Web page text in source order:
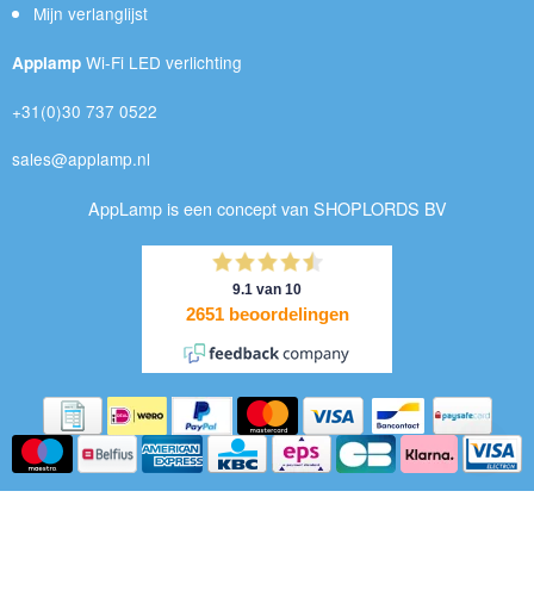
Mijn verlanglijst
Applamp Wi-Fi LED verlichting
+31(0)30 737 0522
sales@applamp.nl
AppLamp is een concept van SHOPLORDS BV